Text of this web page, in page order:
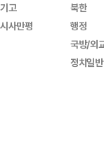
기고
시사만평
북한
행정
국방/외
정치일반